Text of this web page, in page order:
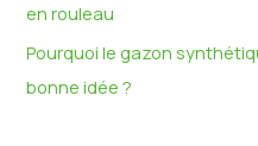
en rouleau
Pourquoi le gazon
bonne idée ?